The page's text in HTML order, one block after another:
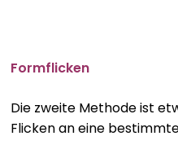
Formflicken
Die zweite Methode ist
Flicken an eine